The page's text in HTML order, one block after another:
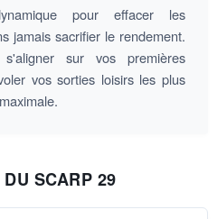
pour effacer les
jamais sacrifier le rendement.
sur vos premières
vos sorties loisirs les plus
SCARP 29